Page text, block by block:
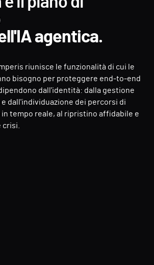
agentica.
riunisce le funzionalità di cui le
bisogno per proteggere end-to-end
dall'identità: dalla gestione
dall'individuazione dei percorsi di
tempo reale, al ripristino affidabile e